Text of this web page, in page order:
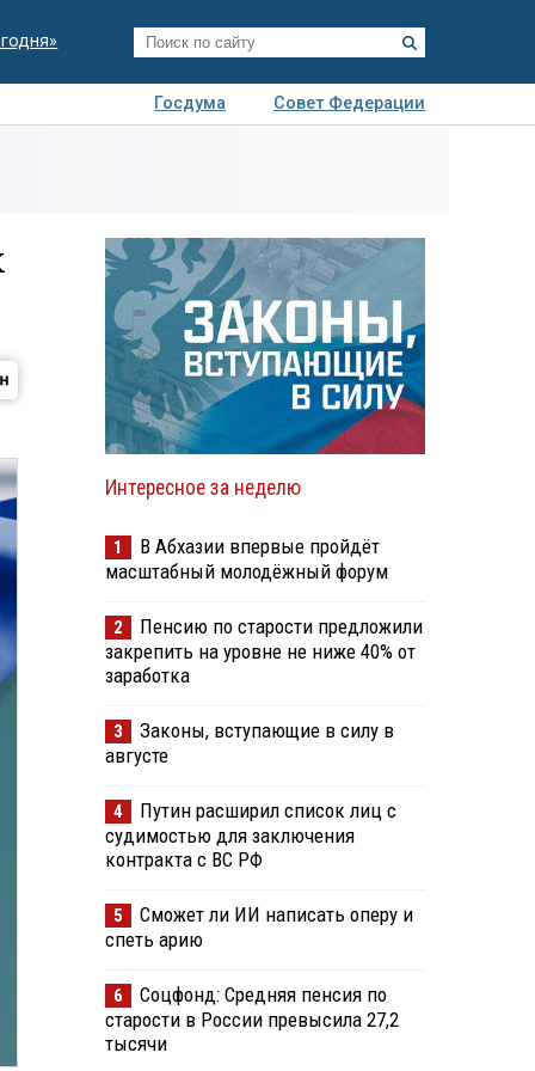
Госдума
Совет Федерации
Интересное за неделю
1
В Абхазии впервые пройдёт
масштабный молодёжный форум
2
Пенсию по старости предложили
закрепить на уровне не ниже 40% от
заработка
3
Законы, вступающие в силу в
августе
4
Путин расширил список лиц с
судимостью для заключения
контракта с ВС РФ
5
Сможет ли ИИ написать оперу и
спеть арию
6
Соцфонд: Средняя пенсия по
старости в России превысила 27,2
тысячи